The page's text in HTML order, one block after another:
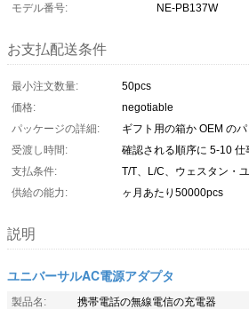
モデル番号:
NE-PB137W
お支払配送条件
最小注文数量:
50pcs
価格:
negotiable
パッケージの詳細:
ギフト用の箱か OEM の
受渡し時間:
確認される順序に 5-10 仕
支払条件:
T/T、L/C、ウェスタン・
供給の能力:
ヶ月あたり50000pcs
説明
ユニバーサルAC電源アダプタ
製品名:
携帯電話の無線電信の充電器